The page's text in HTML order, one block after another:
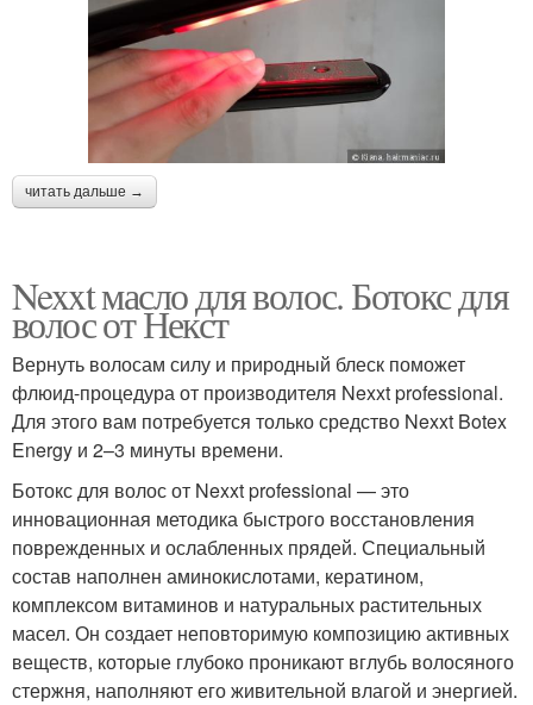
читать дальше →
Nexxt масло для волос. Ботокс для
волос от Некст
Вернуть волосам силу и природный блеск поможет
флюид-процедура от производителя Nexxt professional.
Для этого вам потребуется только средство Nexxt Botex
Energy и 2–3 минуты времени.
Ботокс для волос от Nexxt professional — это
инновационная методика быстрого восстановления
поврежденных и ослабленных прядей. Специальный
состав наполнен аминокислотами, кератином,
комплексом витаминов и натуральных растительных
масел. Он создает неповторимую композицию активных
веществ, которые глубоко проникают вглубь волосяного
стержня, наполняют его живительной влагой и энергией.